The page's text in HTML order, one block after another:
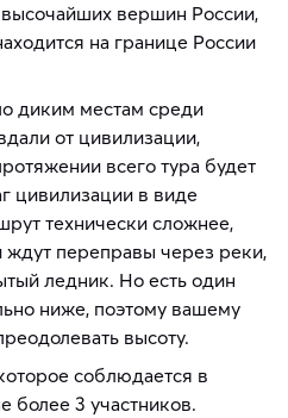
вершин России,
на границе России
диким местам среди
от цивилизации,
всего тура будет
цивилизации в виде
технически сложнее,
ждут переправы через реки,
ледник. Но есть один
ниже, поэтому вашему
высоту.
соблюдается в
более 3 участников.